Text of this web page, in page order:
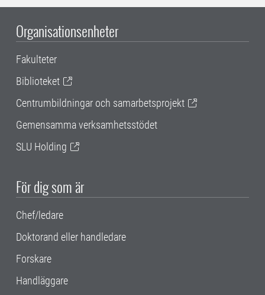
Organisationsenheter
Fakulteter
Biblioteket
Centrumbildningar och samarbetsprojekt
Gemensamma verksamhetsstödet
SLU Holding
För dig som är
Chef/ledare
Doktorand eller handledare
Forskare
Handläggare